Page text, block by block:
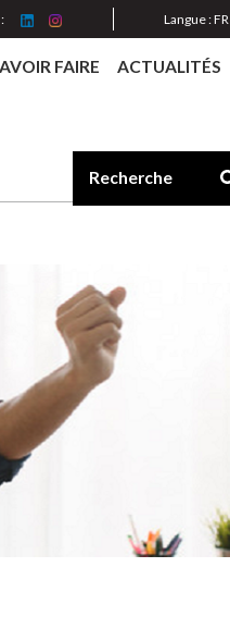
Langue :FR
FAIRE ACTUALITÉS